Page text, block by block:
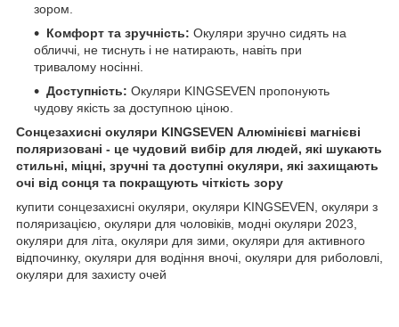
зором.
Комфорт та зручність: Окуляри зручно сидять на
обличчі, не тиснуть і не натирають, навіть при
тривалому носінні.
Доступність: Окуляри KINGSEVEN пропонують
чудову якість за доступною ціною.
Сонцезахисні окуляри KINGSEVEN Алюмінієві магнієві
поляризовані - це чудовий вибір для людей, які шукають
стильні, міцні, зручні та доступні окуляри, які захищають
очі від сонця та покращують чіткість зору
купити сонцезахисні окуляри, окуляри KINGSEVEN, окуляри з
поляризацією, окуляри для чоловіків, модні окуляри 2023,
окуляри для літа, окуляри для зими, окуляри для активного
відпочинку, окуляри для водіння вночі, окуляри для риболовлі,
окуляри для захисту очей